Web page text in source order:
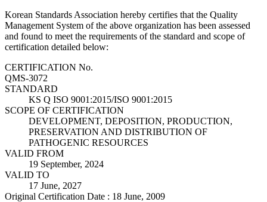
Korean Standards Association hereby certifies that the Quality
Management System of the above organization has been assessed
and found to meet the requirements of the standard and scope of
certification detailed below:
CERTIFICATION No.
QMS-3072
STANDARD
KS Q ISO 9001:2015/ISO 9001:2015
SCOPE OF CERTIFICATION
DEVELOPMENT, DEPOSITION, PRODUCTION,
PRESERVATION AND DISTRIBUTION OF
PATHOGENIC RESOURCES
VALID FROM
19 September, 2024
VALID TO
17 June, 2027
Original Certification Date : 18 June, 2009